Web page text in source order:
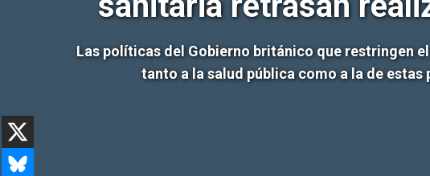
Las políticas del Gobierno británico que restringen
tanto a la salud pública como a la de